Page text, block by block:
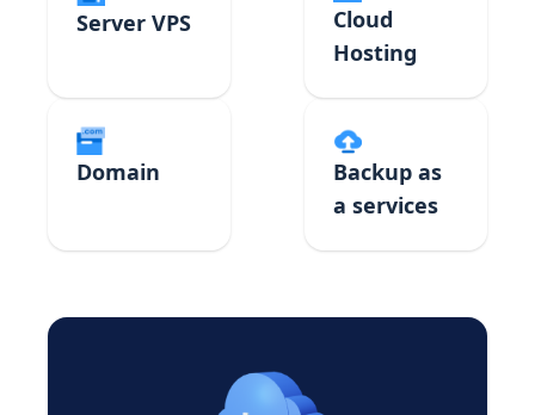
Server VPS
Cloud
Hosting
Domain
Backup as
a services